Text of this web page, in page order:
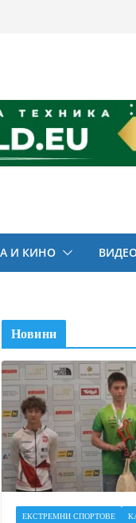
И КИНО
Новини
ЕКСТРЕМНИ СПОРТОВЕ